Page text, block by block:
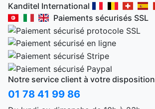
Kanditel International
Paiements sécurisés SSL
Notre service client à votre disposition
01 78 41 99 86